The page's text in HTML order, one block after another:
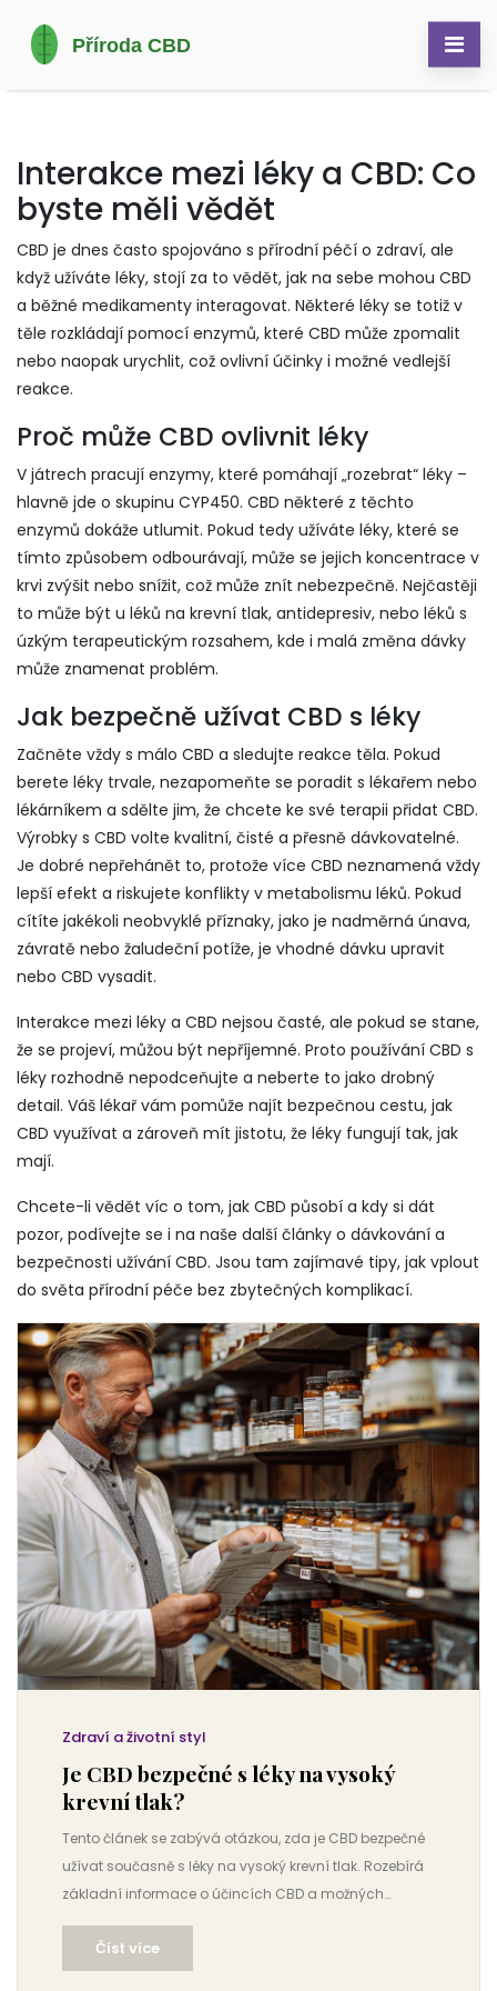
Interakce mezi léky a CBD: Co
byste měli vědět
CBD je dnes často spojováno s přírodní péčí o zdraví, ale
když užíváte léky, stojí za to vědět, jak na sebe mohou CBD
a běžné medikamenty interagovat. Některé léky se totiž v
těle rozkládají pomocí enzymů, které CBD může zpomalit
nebo naopak urychlit, což ovlivní účinky i možné vedlejší
reakce.
Proč může CBD ovlivnit léky
V játrech pracují enzymy, které pomáhají „rozebrat“ léky –
hlavně jde o skupinu CYP450. CBD některé z těchto
enzymů dokáže utlumit. Pokud tedy užíváte léky, které se
tímto způsobem odbourávají, může se jejich koncentrace v
krvi zvýšit nebo snížit, což může znít nebezpečně. Nejčastěji
to může být u léků na krevní tlak, antidepresiv, nebo léků s
úzkým terapeutickým rozsahem, kde i malá změna dávky
může znamenat problém.
Jak bezpečně užívat CBD s léky
Začněte vždy s málo CBD a sledujte reakce těla. Pokud
berete léky trvale, nezapomeňte se poradit s lékařem nebo
lékárníkem a sdělte jim, že chcete ke své terapii přidat CBD.
Výrobky s CBD volte kvalitní, čisté a přesně dávkovatelné.
Je dobré nepřehánět to, protože více CBD neznamená vždy
lepší efekt a riskujete konflikty v metabolismu léků. Pokud
cítíte jakékoli neobvyklé příznaky, jako je nadměrná únava,
závratě nebo žaludeční potíže, je vhodné dávku upravit
nebo CBD vysadit.
Interakce mezi léky a CBD nejsou časté, ale pokud se stane,
že se projeví, můžou být nepříjemné. Proto používání CBD s
léky rozhodně nepodceňujte a neberte to jako drobný
detail. Váš lékař vám pomůže najít bezpečnou cestu, jak
CBD využívat a zároveň mít jistotu, že léky fungují tak, jak
mají.
Chcete-li vědět víc o tom, jak CBD působí a kdy si dát
pozor, podívejte se i na naše další články o dávkování a
bezpečnosti užívání CBD. Jsou tam zajímavé tipy, jak vplout
do světa přírodní péče bez zbytečných komplikací.
Zdraví a životní styl
Je CBD bezpečné s léky na vysoký
krevní tlak?
Tento článek se zabývá otázkou, zda je CBD bezpečné
užívat současně s léky na vysoký krevní tlak. Rozebírá
základní informace o účincích CBD a možných
interakcích s léky na krevní tlak. V článku také najdete
zajímavá fakta a tipy týkající se bezpečného užívání.
Článek si klade za cíl poskytnout užitečné a přehledné
Číst více